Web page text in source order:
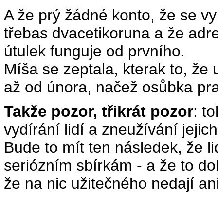
A že prý žádné konto, že se
třebas dvacetikoruna a že
útulek funguje od prvního.
Míša se zeptala, kterak to, že
až od února, načež osůbka
Takže pozor, třikrát pozor:
vydírání lidí a zneužívání
Bude to mít ten následek, že
seriózním sbírkám - a že to
že na nic užitečného nedají